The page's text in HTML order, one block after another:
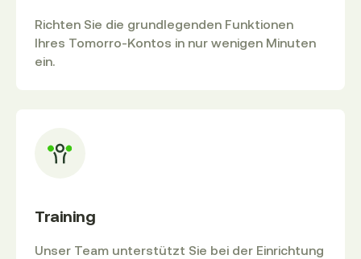
Richten Sie die grundlegenden Funktionen
Ihres Tomorro-Kontos in nur wenigen Minuten
ein.
Training
Unser Team unterstützt Sie bei der Einrichtung